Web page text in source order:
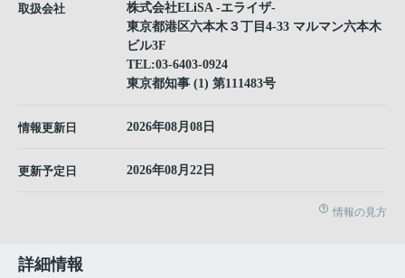
取扱会社
株式会社ELiSA -エライザ-
東京都港区六本木３丁目4-33 マルマン六本木
ビル3F
TEL:03-6403-0924
東京都知事 (1) 第111483号
情報更新日 2026年08月08日
更新予定日 2026年08月22日
情報の見方
詳細情報